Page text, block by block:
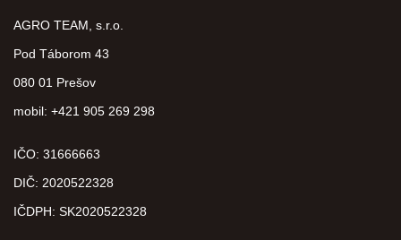
AGRO TEAM, s.r.o.
Pod Táborom 43
080 01 Prešov
mobil: +421 905 269 298
IČO: 31666663
DIČ: 2020522328
IČDPH: SK2020522328